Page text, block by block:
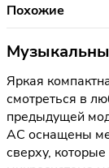
Похожие
Яркая
смотреться в
предыдущей
АС оснащены
сверху,